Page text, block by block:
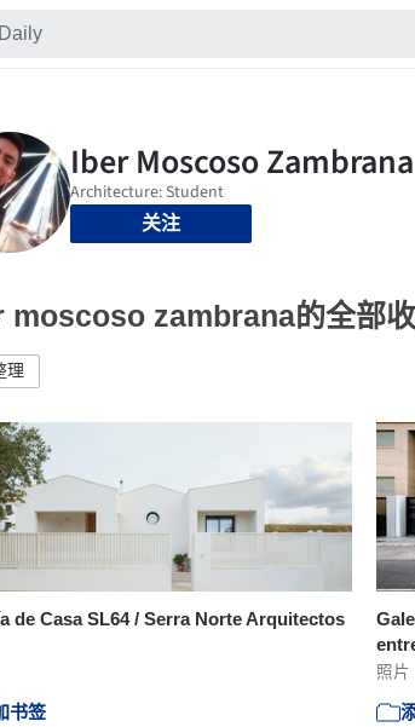
关注
moscoso zambrana的全部
理
de Casa SL64 / Serra Norte Arquitectos
书签
照片